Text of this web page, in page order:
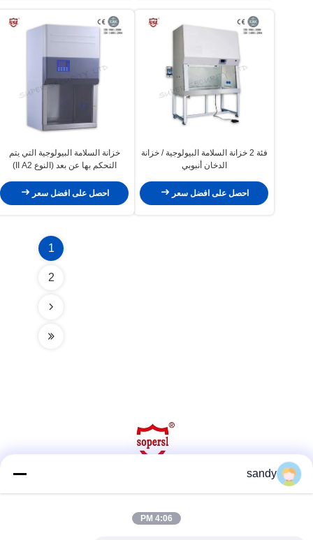
فئة 2 خزانة السلامة البيولوجية / خزانة
الدخان أنبوبي
احصل على افضل سعر
خزانة السلامة البيولوجية التي يتم
التحكم بها عن بعد (النوع II A2)
احصل على افضل سعر
1
2
sandy
4:06 PM